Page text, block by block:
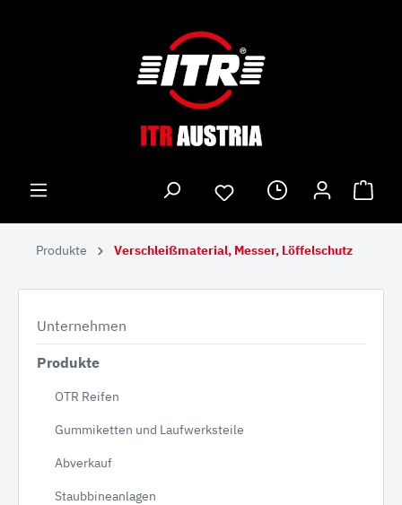
Produkte Verschleißmaterial, Messer, Löffelschutz
Unternehmen
Produkte
OTR Reifen
Gummiketten und Laufwerksteile
Abverkauf
Staubbineanlagen